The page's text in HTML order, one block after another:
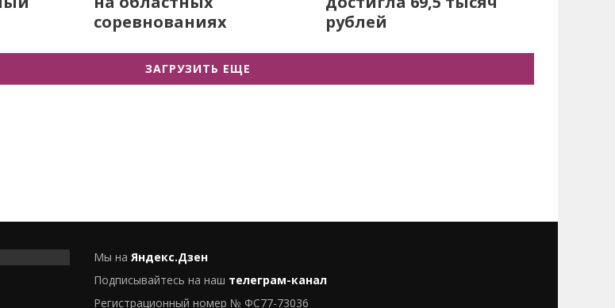
соревнованиях
рублей
ЗАГРУЗИТЬ ЕЩЕ
Мы на Яндекс.Дзен
Подписывайтесь на наш телеграм-канал
Регистрационный номер № ФС77-73036